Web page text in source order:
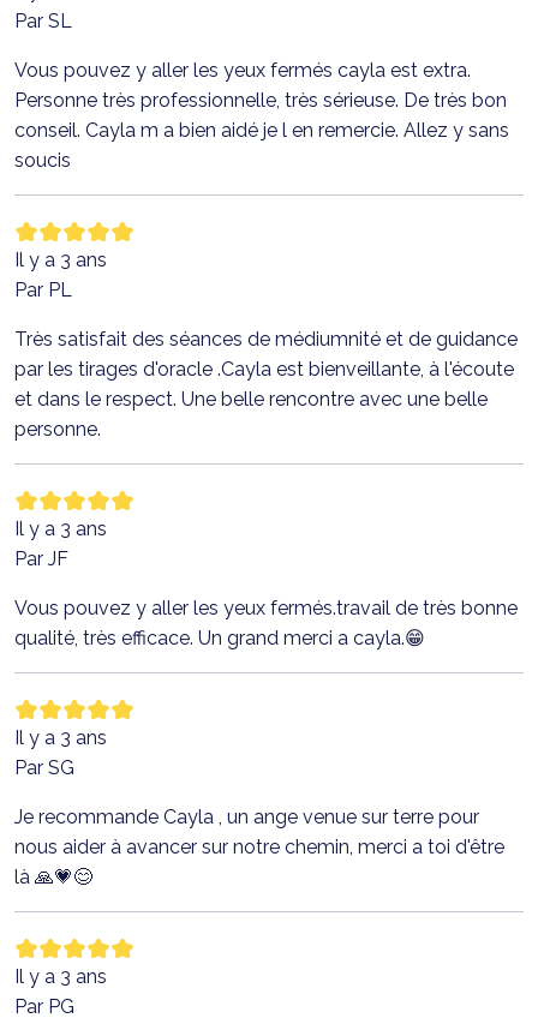
Par SL
Vous pouvez y aller les yeux fermés cayla est extra.
Personne très professionnelle, très sérieuse. De très bon
conseil. Cayla m a bien aidé je l en remercie. Allez y sans
soucis
Il y a 3 ans
Par PL
Très satisfait des séances de médiumnité et de guidance
par les tirages d'oracle .Cayla est bienveillante, à l'écoute
et dans le respect. Une belle rencontre avec une belle
personne.
Il y a 3 ans
Par JF
Vous pouvez y aller les yeux fermés.travail de très bonne
qualité, très efficace. Un grand merci a cayla.😁
Il y a 3 ans
Par SG
Je recommande Cayla , un ange venue sur terre pour
nous aider à avancer sur notre chemin, merci a toi d'être
là 🙏💗😊
Il y a 3 ans
Par PG